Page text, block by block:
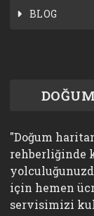
BLOG
"Doğum
rehberliğinde
için hemen
servisimizi